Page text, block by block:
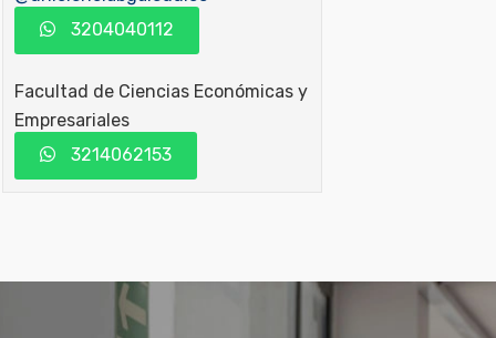
3204040112
Facultad de Ciencias Económicas y
Empresariales
3214062153